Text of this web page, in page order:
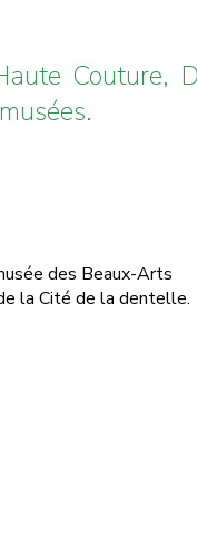
Couture,
des Beaux-Arts
la Cité de la dentelle.